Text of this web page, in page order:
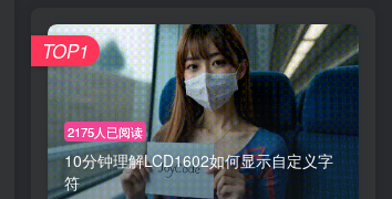
2175人已阅读
10分钟理解LCD1602如何显示自定义字
符
TOP1